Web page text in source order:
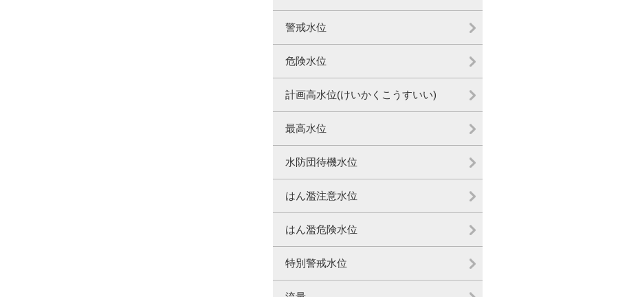
警戒水位
危険水位
計画高水位(けいかくこうすいい)
最高水位
水防団待機水位
はん濫注意水位
はん濫危険水位
特別警戒水位